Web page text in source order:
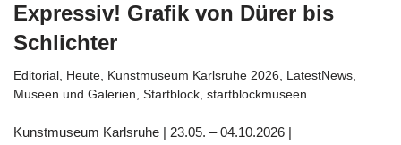
Expressiv! Grafik von Dürer bis
Schlichter
Editorial , Heute, Kunstmuseum Karlsruhe 2026, LatestNews,
Museen und Galerien, Startblock, startblockmuseen
Kunstmuseum Karlsruhe | 23.05. – 04.10.2026 |